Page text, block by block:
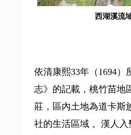
西湖溪流
依清康熙33年（1694）
志》的記載，桃竹苗地
莊，區內土地為道卡斯
社的生活區域 。漢人